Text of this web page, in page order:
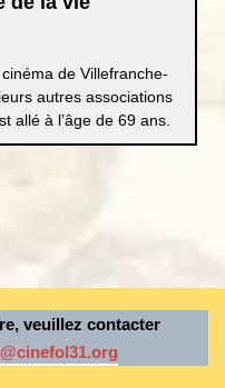
de Villefranche-
autres associations
allé à l’âge de 69 ans.
veuillez contacter